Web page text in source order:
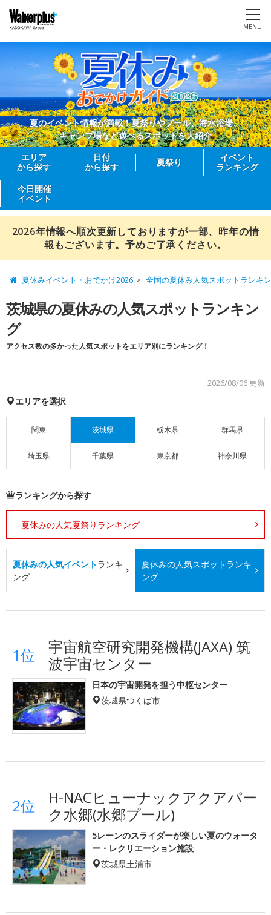
MENU
夏のイベント情報が満載！夏祭りやプール、海水浴場、
キャンプ場など遊べるスポットを大紹介
エリア
から探す
日付
から探す
夏祭り
イベント
ランキング
今日開催
イベント
2026年情報へ順次更新しておりますが一部、昨年の情
報もございます。予めご了承ください。
夏休みイベント・おでかけ2026 全国の夏休み人気スポットランキ
茨城県の夏休みの人気スポットランキン
グ
アクセス数の多かった人気スポットをエリア別にランキング！
2026/08/06 更新
エリアを選択
関東 茨城県 栃木県 群馬県
埼玉県 千葉県 東京都 神奈川県
ランキングから探す
夏休みの人気夏祭りランキング
夏休みの人気イベントランキ
ング
夏休みの人気スポット ランキ
ング
1位
宇宙航空研究開発機構(JAXA) 筑
波宇宙センター
日本の宇宙開発を担う中枢センター
茨城県つくば市
2位
H-NACヒューナックアクアパー
ク水郷(水郷プール)
5レーンのスライダーが楽しい夏のウォータ
ー・レクリエーション施設
茨城県土浦市